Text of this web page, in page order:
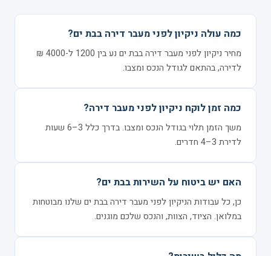
כמה עולה ניקיון לפני מעבר דירה בבת ים?
מחיר ניקיון לפני מעבר דירה בבת ים נע בין 1200 ל-4000 ₪
לדירה, בהתאם לגודל הנכס ומצבו.
כמה זמן לוקח ניקיון לפני מעבר דירה?
משך הזמן תלוי בגודל הנכס ומצבו. בדרך כלל 3–6 שעות
לדירת 3–4 חדרים.
האם יש ביטוח על השירות בבת ים?
כן, כל עבודות הניקיון לפני מעבר דירה בבת ים שלנו מבוטחות
במלואן. הציוד, הצוות, והנכס שלכם מוגנים.